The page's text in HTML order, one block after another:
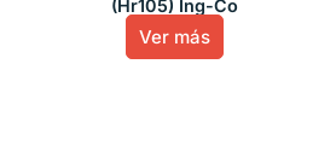
(Hr105) Ing-Co
Ver más